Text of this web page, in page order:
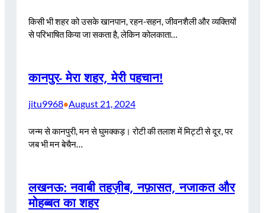
किसी भी शहर को उसके खानपान, रहन-सहन, जीवनशैली और व्यक्तियों
से परिभाषित किया जा सकता है, लेकिन कोलकाता…
कानपुर- मेरा शहर, मेरी पहचान!
jitu9968•August 21, 2024
जन्म से कानपुरी, मन से घुमक्कड़। रोटी की तलाश में मिट्टी से दूर, पर
जब भी मन बेचैन…
लखनऊ: नवाबी तहज़ीब, नफ़ासत, नजाकत और
मोहब्बत का शहर